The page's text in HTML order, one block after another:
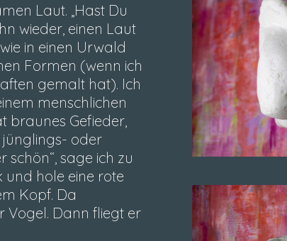
Laut. „Hast Du
wieder, einen Laut
in einen Urwald
Formen (wenn ich
gemalt hat). Ich
menschlichen
braunes Gefieder,
oder
sage ich zu
und hole eine rote
Kopf. Da
Vogel. Dann fliegt er